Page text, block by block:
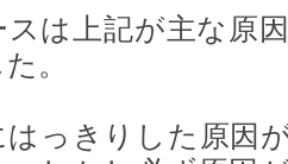
スは上記が主な原
。
はっきりした原因